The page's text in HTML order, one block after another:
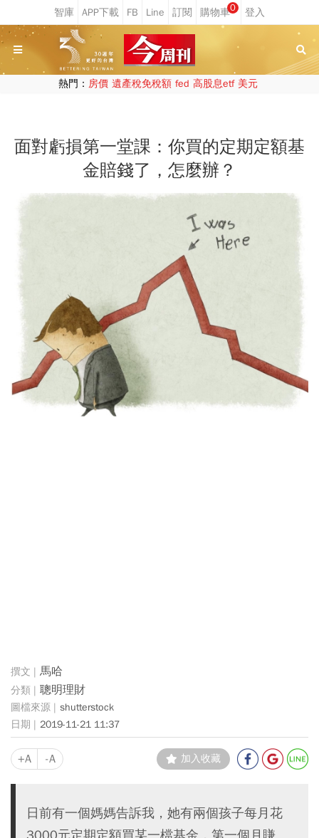
0
熱門： 房價 遺產稅免稅額 fed 高股息etf 美元
面對虧損第一堂課：你買的定期定額基
金賠錢了，怎麼辦？
馬哈
聰明理財
shutterstock
2019-11-21 11:37
+A -A 加入收藏
日前有一個媽媽告訴我，她有兩個孩子每月花